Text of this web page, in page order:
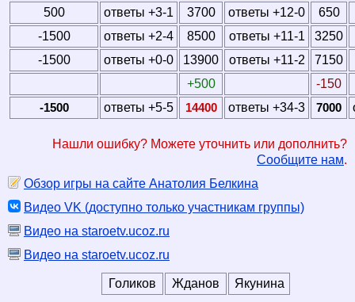
500 ответы +3-1 3700 ответы +12-0
650
-1500
ответы +2-4 8500 ответы +11-1
3250
-1500
ответы +0-0 13900 ответы +11-2
7150
+500
-150
-1500
ответы +5-5 14400 ответы +34-3 7000
Нашли ошибку? Можете уточнить или дополнить?
Сообщите нам.
Обзор игры на сайте Анатолия Белкина
Видео VK (доступно только участникам группы)
Видео на staroetv.ucoz.ru
Видео на staroetv.ucoz.ru
Голиков Жданов Якунина